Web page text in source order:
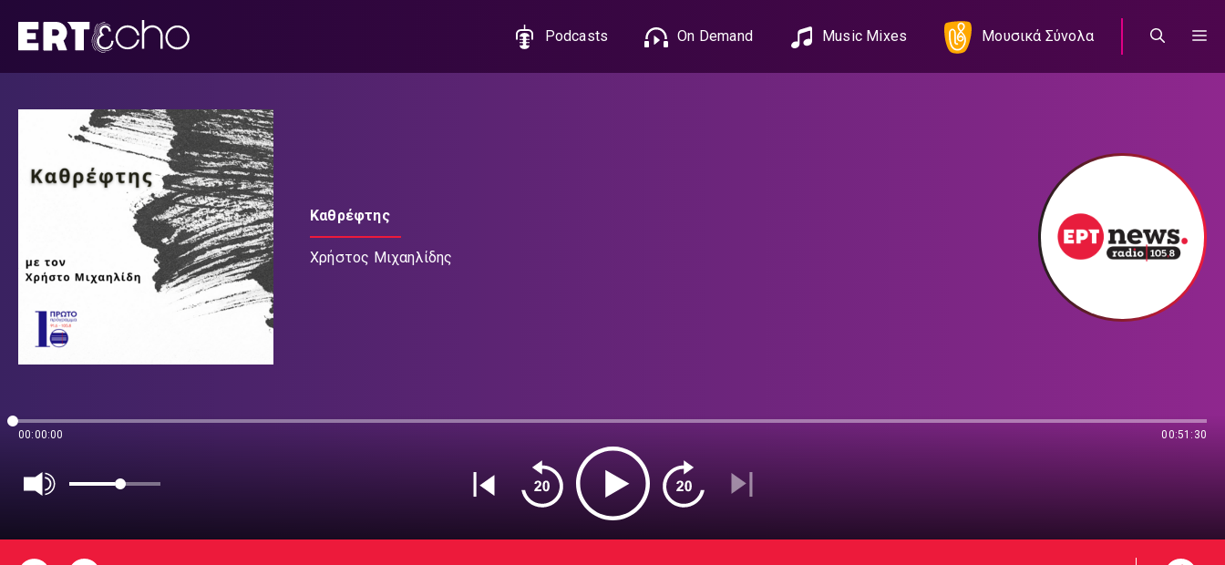
περιεχόμενο
Podcasts On Demand Music Mixes Μουσικά Σύνολα
Καθρέφτης
Χρήστος Μιχαηλίδης
00:00:00 00:51:30